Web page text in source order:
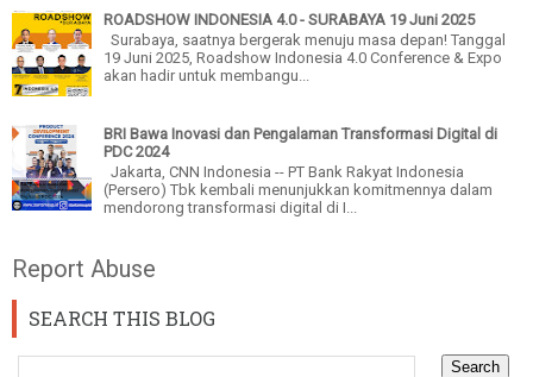
ROADSHOW INDONESIA 4.0 - SURABAYA 19 Juni 2025
Surabaya, saatnya bergerak menuju masa depan! Tanggal
19 Juni 2025, Roadshow Indonesia 4.0 Conference & Expo
akan hadir untuk membangu...
BRI Bawa Inovasi dan Pengalaman Transformasi Digital di
PDC 2024
Jakarta, CNN Indonesia -- PT Bank Rakyat Indonesia
(Persero) Tbk kembali menunjukkan komitmennya dalam
mendorong transformasi digital di I...
Report Abuse
SEARCH THIS BLOG